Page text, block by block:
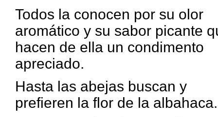
Todos la conocen por su olor
aromático y su sabor picante
hacen de ella un condimento
apreciado.
Hasta las abejas buscan y
prefieren la flor de la albahaca.